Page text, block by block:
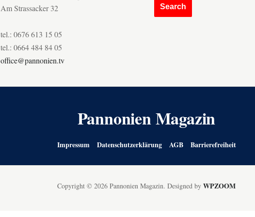
Am Strassacker 32
tel.: 0676 613 15 05
tel.: 0664 484 84 05
office@pannonien.tv
Pannonien Magazin
Impressum Datenschutzerklärung AGB Barrierefreiheit
Copyright © 2026 Pannonien Magazin. Designed by WPZOOM